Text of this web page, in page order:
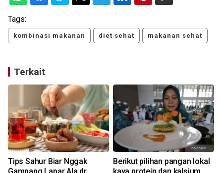
Tags:
kombinasi makanan diet sehat makanan sehat
Terkait
Tips Sahur Biar Nggak
Berikut pilihan pangan lokal